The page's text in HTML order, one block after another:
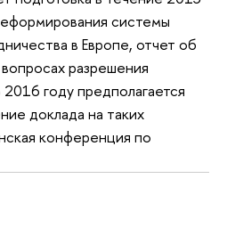
системы
в Европе, отчет об
разрешения
2016 году предполагается
доклада на таких
конференция по